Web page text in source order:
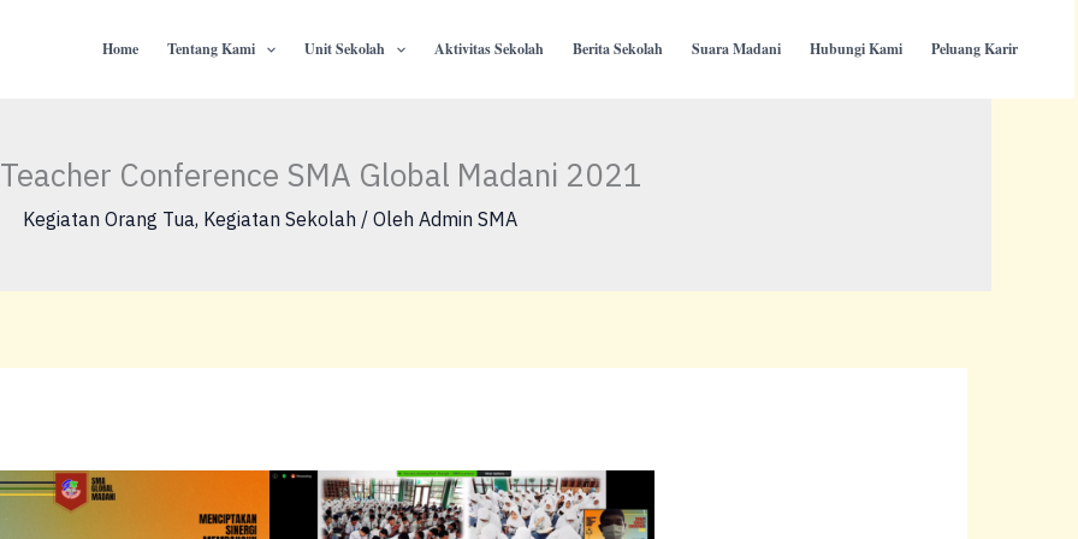
Home Tentang Kami Unit Sekolah Aktivitas Sekolah Berita Sekolah Suara Madani Hubungi Kami Peluang Karir
Conference SMA Global Madani 2021
Kegiatan Orang Tua, Kegiatan Sekolah / Oleh Admin SMA